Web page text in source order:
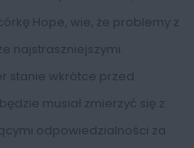
Hope, wie, że problemy z
najstraszniejszymi.
stanie wkrótce przed
musiał zmierzyć się z
odpowiedzialności za